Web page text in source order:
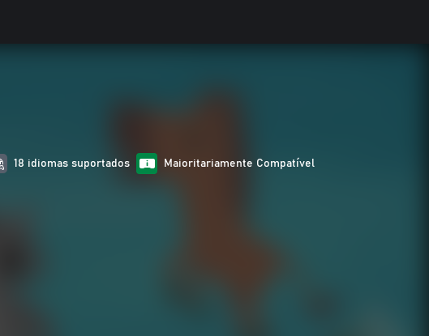
18 idiomas suportados Maioritariamente Compatível